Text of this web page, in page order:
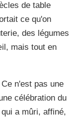
de table
ce qu'on
des légumes
mais tout en
n'est pas une
célébration du
a mûri, affiné,